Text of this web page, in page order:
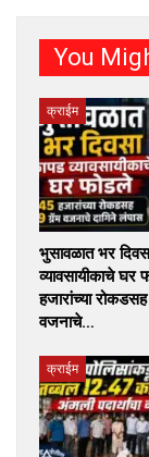
You
क्राईम
भुसावळात भर
व्यावसायीकाचे
हजारांच्या
वजनाचे…
क्राईम